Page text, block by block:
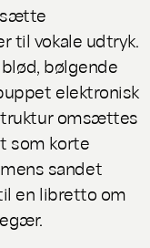
til vokale udtryk.
bølgende
elektronisk
omsættes
som korte
sandet
en libretto om